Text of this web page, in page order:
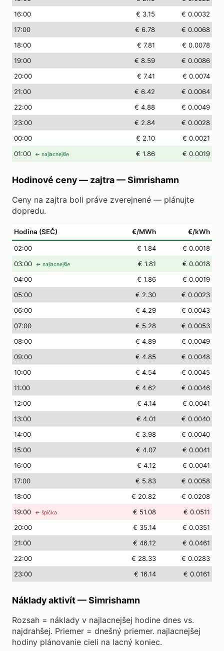
16:00 € 3.15
€ 0.0032
17:00 € 6.78
€ 0.0068
18:00 € 7.81
€ 0.0078
19:00 € 8.59
€ 0.0086
20:00 € 7.41
€ 0.0074
21:00 € 6.42
€ 0.0064
22:00 € 4.88
€ 0.0049
23:00 € 2.84
€ 0.0028
00:00 € 2.10
€ 0.0021
01:00 ← najlacnejšie € 1.86 € 0.0019
Hodinové ceny — zajtra—Simrishamn
Ceny na zajtra boli práve zverejnené — plánujte
dopredu.
Hodina (SEČ) €/MWh €/kWh
02:00 € 1.84
€ 0.0018
03:00 ← najlacnejšie € 1.81
€ 0.0018
04:00 € 1.86
€ 0.0019
05:00 € 2.30
€ 0.0023
06:00 € 4.29
€ 0.0043
07:00 € 5.28
€ 0.0053
08:00 € 4.89
€ 0.0049
09:00 € 4.85
€ 0.0048
10:00 € 4.54
€ 0.0045
11:00 € 4.62
€ 0.0046
12:00 € 4.14
€ 0.0041
13:00 € 4.01
€ 0.0040
14:00 € 3.98
€ 0.0040
15:00 € 4.07
€ 0.0041
16:00 € 4.12
€ 0.0041
17:00 € 5.83
€ 0.0058
18:00 € 20.82
€ 0.0208
19:00 ← špička € 51.08
€ 0.0511
20:00 € 35.14
€ 0.0351
21:00 € 46.12
€ 0.0461
22:00 € 28.33
€ 0.0283
23:00 € 16.14 € 0.0161
Náklady aktivít—Simrishamn
Rozsah = náklady v najlacnejšej hodine dnes vs.
najdrahšej. Priemer = dnešný priemer. najlacnejšej
hodiny plánovanie cieli na lacný koniec.